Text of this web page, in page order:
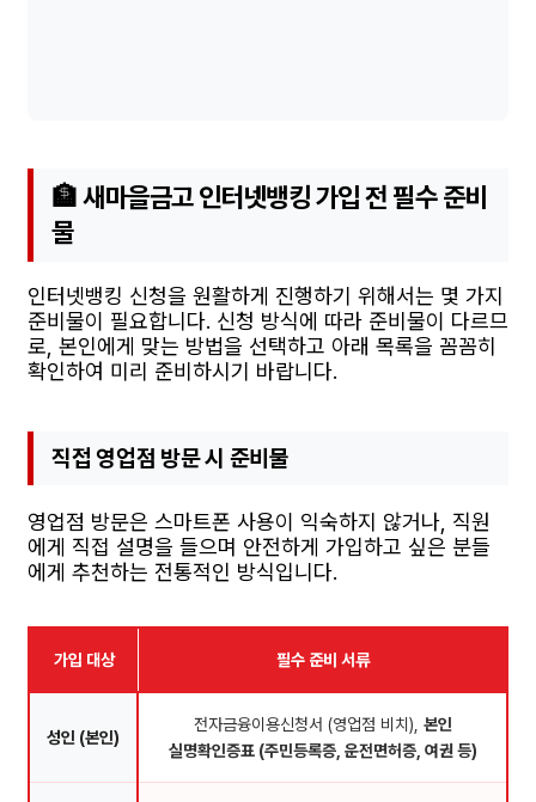
🏦 새마을금고 인터넷뱅킹 가입 전 필수 준비
물
인터넷뱅킹 신청을 원활하게 진행하기 위해서는 몇 가지
준비물이 필요합니다. 신청 방식에 따라 준비물이 다르므
로, 본인에게 맞는 방법을 선택하고 아래 목록을 꼼꼼히
확인하여 미리 준비하시기 바랍니다.
직접 영업점 방문 시 준비물
영업점 방문은 스마트폰 사용이 익숙하지 않거나, 직원
에게 직접 설명을 들으며 안전하게 가입하고 싶은 분들
에게 추천하는 전통적인 방식입니다.
가입 대상 필수 준비 서류
성인 (본인)
전자금융이용신청서 (영업점 비치), 본인
실명확인증표 (주민등록증, 운전면허증, 여권 등)